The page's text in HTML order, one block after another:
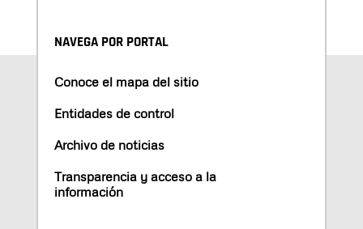
NAVEGA POR PORTAL
Conoce el mapa del sitio
Entidades de control
Archivo de noticias
Transparencia y acceso a la
información